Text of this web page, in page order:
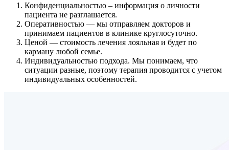
Конфиденциальностью – информация о личности
пациента не разглашается.
Оперативностью — мы отправляем докторов и
принимаем пациентов в клинике круглосуточно.
Ценой — стоимость лечения лояльная и будет по
карману любой семье.
Индивидуальностью подхода. Мы понимаем, что
ситуации разные, поэтому терапия проводится с учетом
индивидуальных особенностей.